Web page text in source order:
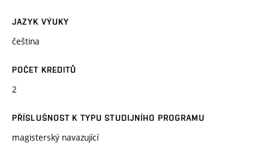
JAZYK VÝUKY
čeština
POČET KREDITŮ
2
PŘÍSLUŠNOST K TYPU STUDIJNÍHO PROGRAMU
magisterský navazující